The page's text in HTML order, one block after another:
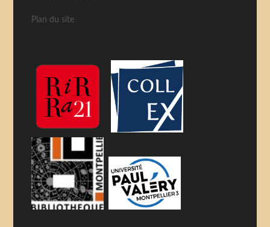
Plan du site